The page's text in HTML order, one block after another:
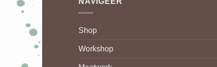
Shop
Workshop